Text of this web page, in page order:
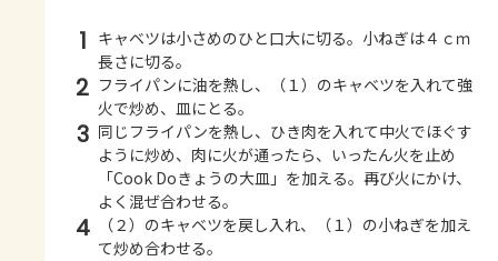
1 キャベツは小さめのひと口大に切る。小ねぎは４ｃｍ
長さに切る。
2 フライパンに油を熱し、（１）のキャベツを入れて強
火で炒め、皿にとる。
3 同じフライパンを熱し、ひき肉を入れて中火でほぐす
ように炒め、肉に火が通ったら、いったん火を止め
「Cook Doきょうの大皿」を加える。再び火にかけ、
よく混ぜ合わせる。
4
（２）のキャベツを戻し入れ、（１）の小ねぎを加え
て炒め合わせる。